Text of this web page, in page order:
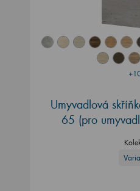
Umyvadlová
65 (pro